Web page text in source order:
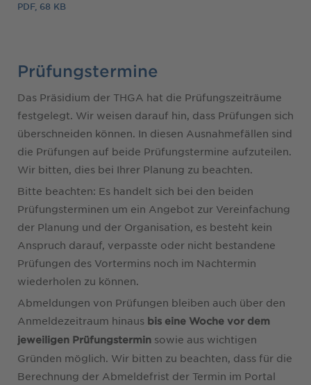
PDF, 68 KB
Prüfungstermine
Das Präsidium der THGA hat die Prüfungszeiträume
festgelegt. Wir weisen darauf hin, dass Prüfungen sich
überschneiden können. In diesen Ausnahmefällen sind
die Prüfungen auf beide Prüfungstermine aufzuteilen.
Wir bitten, dies bei Ihrer Planung zu beachten.
Bitte beachten: Es handelt sich bei den beiden
Prüfungsterminen um ein Angebot zur Vereinfachung
der Planung und der Organisation, es besteht kein
Anspruch darauf, verpasste oder nicht bestandene
Prüfungen des Vortermins noch im Nachtermin
wiederholen zu können.
Abmeldungen von Prüfungen bleiben auch über den
Anmeldezeitraum hinaus bis eine Woche vor dem
jeweiligen Prüfungstermin sowie aus wichtigen
Gründen möglich. Wir bitten zu beachten, dass für die
Berechnung der Abmeldefrist der Termin im Portal